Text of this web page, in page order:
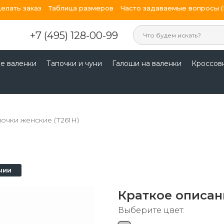
заказ Таблица размеров Часто задаваемые вопросы
+7 (495) 128-00-99
валенки Тапочки и чуни Галоши на валенки
женские (Т261Н)
Краткое
Выберите цвет: